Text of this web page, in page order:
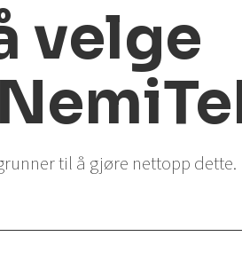
velge
til å gjøre nettopp dette.